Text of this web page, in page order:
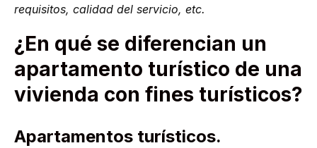
requisitos, calidad del servicio, etc.
¿En qué se diferencian un
apartamento turístico de una
vivienda con fines turísticos?
Apartamentos turísticos.